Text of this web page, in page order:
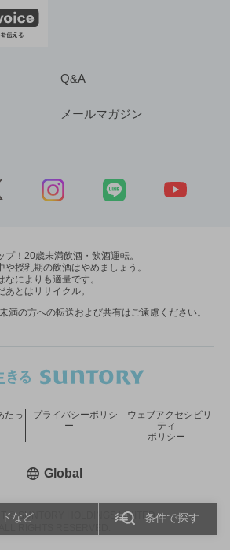
条件で探す
Q&A
メールマガジン
プ！20歳未満飲酒・飲酒運転。
や授乳期の飲酒はやめましょう。
なによりも適量です。
あとはリサイクル。
満の方への転送および共有はご遠慮ください。
© SUNTORY HOLDINGS LIMITED.
たっ
プライバシーポリシ
ー
ウェブアクセシビリ
ティ
ポリシー
Global新しいウィンドウで開く